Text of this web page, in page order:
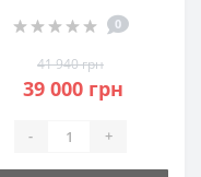
0
41 940 грн
39 000 грн
- +